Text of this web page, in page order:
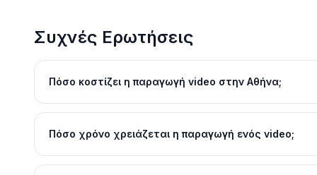
Για commercial production με advanced motion
και post-production.
Οι τιμές αφορούν post-production/editing. Αν χρειάζεσαι και
Πώς να Επιλέξεις Εταιρεία Παραγωγής ή
Η επιλογή ανάμεσα σε εταιρεία παραγωγής
Freelance video editor(€50-€400): Ιδανικός για
Συχνές Ερωτήσεις
Πόσο κοστίζει η παραγωγή video στην Αθήνα;
Πόσο χρόνο χρειάζεται η παραγωγή ενός video;